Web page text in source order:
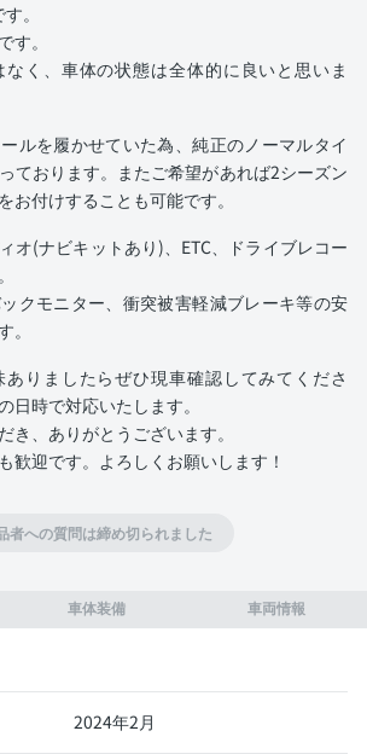
車体装備 車両情報
2024年2月
。
す。
く、車体の状態は全体的に良いと思いま
ルを履かせていた為、純正のノーマルタイ
ております。またご希望があれば2シーズン
お付けすることも可能です。
オ(ナビキットあり)、ETC、ドライブレコー
クモニター、衝突被害軽減ブレーキ等の安
。
りましたらぜひ現車確認してみてくださ
日時で対応いたします。
き、ありがとうございます。
歓迎です。よろしくお願いします！
者への質問は締め切られました